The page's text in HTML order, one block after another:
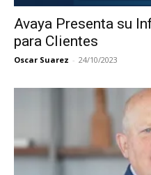
Avaya Presenta su
para Clientes
Oscar Suarez - 24/10/2023